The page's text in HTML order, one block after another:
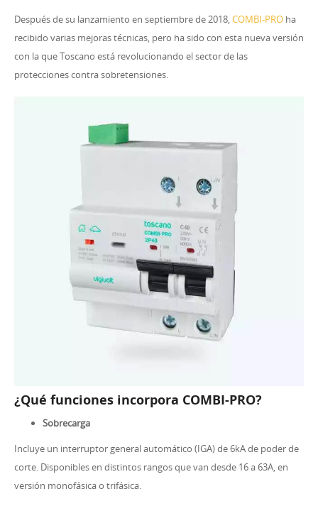
Después de su lanzamiento en septiembre de 2018, COMBI-PRO ha
recibido varias mejoras técnicas, pero ha sido con esta nueva versión
con la que Toscano está revolucionando el sector de las
protecciones contra sobretensiones.
¿Qué funciones incorpora COMBI-PRO?
Sobrecarga
Incluye un interruptor general automático (IGA) de 6kA de poder de
corte. Disponibles en distintos rangos que van desde 16 a 63A, en
versión monofásica o trifásica.